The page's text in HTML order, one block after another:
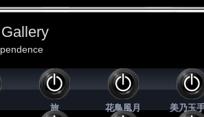
旅 花鳥風月 美乃玉